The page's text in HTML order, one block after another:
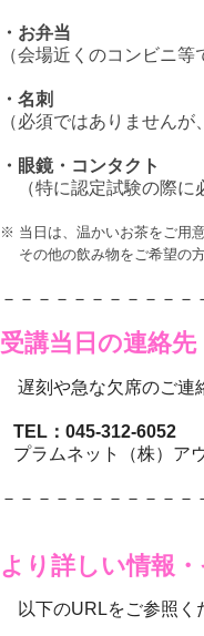
・お弁当
（会場近くのコンビニ等
・名刺
（必須ではありません
・眼鏡・コンタクト
（特に認定試験の際に
※ 当日は、温かいお茶をご用意
その他の飲み物をご希望の
－－－－－－－－－－－
受講当 日の連絡先
遅刻や急な欠席のご連
TEL：045-312-6052
プラムネット（株）ア
－－－－－－－－－－－
より詳しい情報
以下のURLをご参照く